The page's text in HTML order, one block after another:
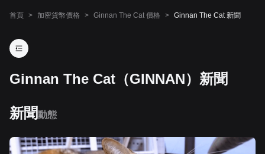
首頁 > 加密貨幣價格 > Ginnan The Cat 價格 > Ginnan The Cat 新聞
Ginnan The Cat（GINNAN）新聞
新聞動態